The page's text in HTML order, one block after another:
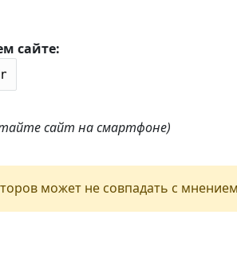
сайте:
сайт на смартфоне)
может не совпадать с